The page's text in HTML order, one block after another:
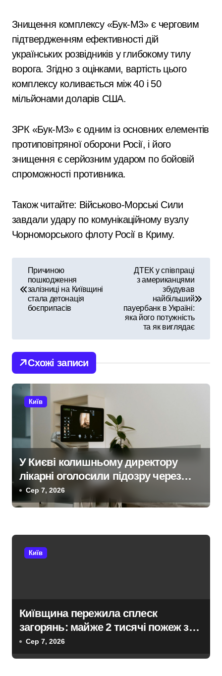
Знищення комплексу «Бук-М3» є черговим
підтвердженням ефективності дій
українських розвідників у глибокому тилу
ворога. Згідно з оцінками, вартість цього
комплексу коливається між 40 і 50
мільйонами доларів США.
ЗРК «Бук-М3» є одним із основних елементів
протиповітряної оборони Росії, і його
знищення є серйозним ударом по бойовій
спроможності противника.
Також читайте: Військово-Морські Сили
завдали удару по комунікаційному вузлу
Чорноморського флоту Росії в Криму.
г
а
ц
з
п
и
с
Причиною
пошкодження
залізниці на Київщині
стала детонація
боєприпасів
ДТЕК у співпраці
з американцями
збудував
найбільший
пауербанк в Україні:
яка його потужність
та як виглядає
Схожі записи
Київ
У Києві колишньому директору
лікарні оголосили підозру через
завищену ціну на УЗД на 6 млн грн
Сер 7, 2026
Київ
Київщина пережила сплеск
загорянь: майже 2 тисячі пожеж за
рік у природних екосистемах
Сер 7, 2026